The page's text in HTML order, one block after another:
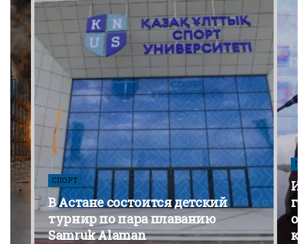
СПОРТ
В Астане состоится детский
турнир по пара плаванию
Samruk Alaman